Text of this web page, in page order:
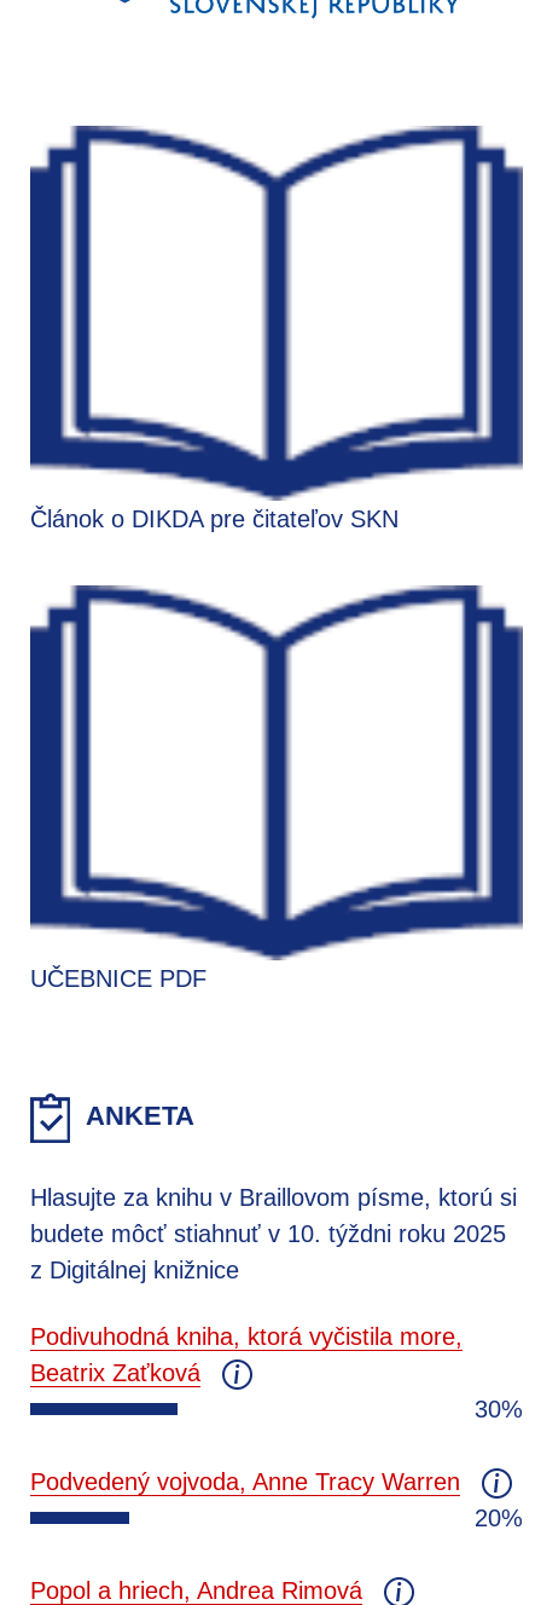
Článok o DIKDA pre čitateľov SKN
UČEBNICE PDF
ANKETA
Hlasujte za knihu v Braillovom písme, ktorú si
budete môcť stiahnuť v 10. týždni roku 2025
z Digitálnej knižnice
Podivuhodná kniha, ktorá vyčistila more,
Beatrix Zaťková
30%
Podvedený vojvoda, Anne Tracy Warren
20%
Popol a hriech, Andrea Rimová